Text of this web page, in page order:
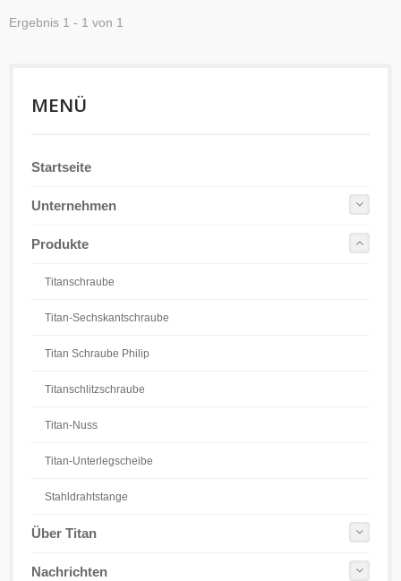
Ergebnis 1 - 1 von 1
MENÜ
Startseite
Unternehmen
Produkte
Titanschraube
Titan-Sechskantschraube
Titan Schraube Philip
Titanschlitzschraube
Titan-Nuss
Titan-Unterlegscheibe
Stahldrahtstange
Über Titan
Nachrichten